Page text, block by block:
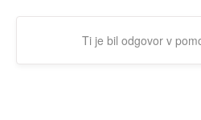
Ti je bil odgovor v